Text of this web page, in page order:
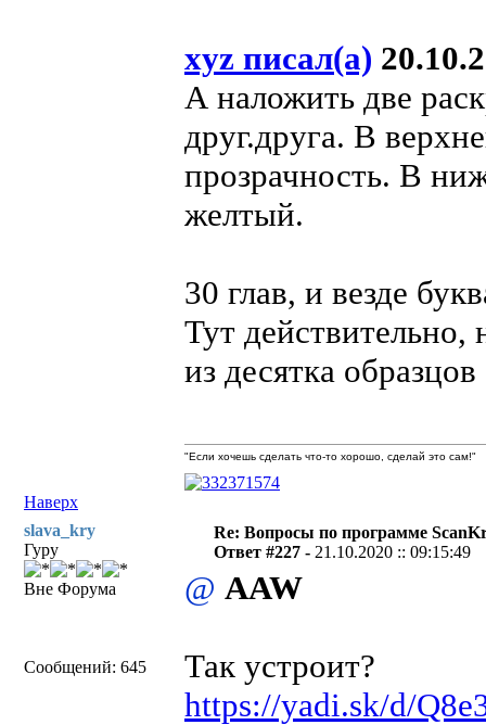
xyz писал(а)
А наложить две
друг.друга. В
прозрачность. В
желтый.
30 глав, и везде
Тут действительно,
из десятка образцов
Наверх
"Если хочешь сделать что-то хорошо, сделай это сам!"
slava_kry
Гуру
Вне Форума
Сообщений: 645
Re: Вопросы по программе
Ответ #227 - 21.10.2020 :: 09:15:49
@ AAW
Так устроит?
https://yadi.sk/d/